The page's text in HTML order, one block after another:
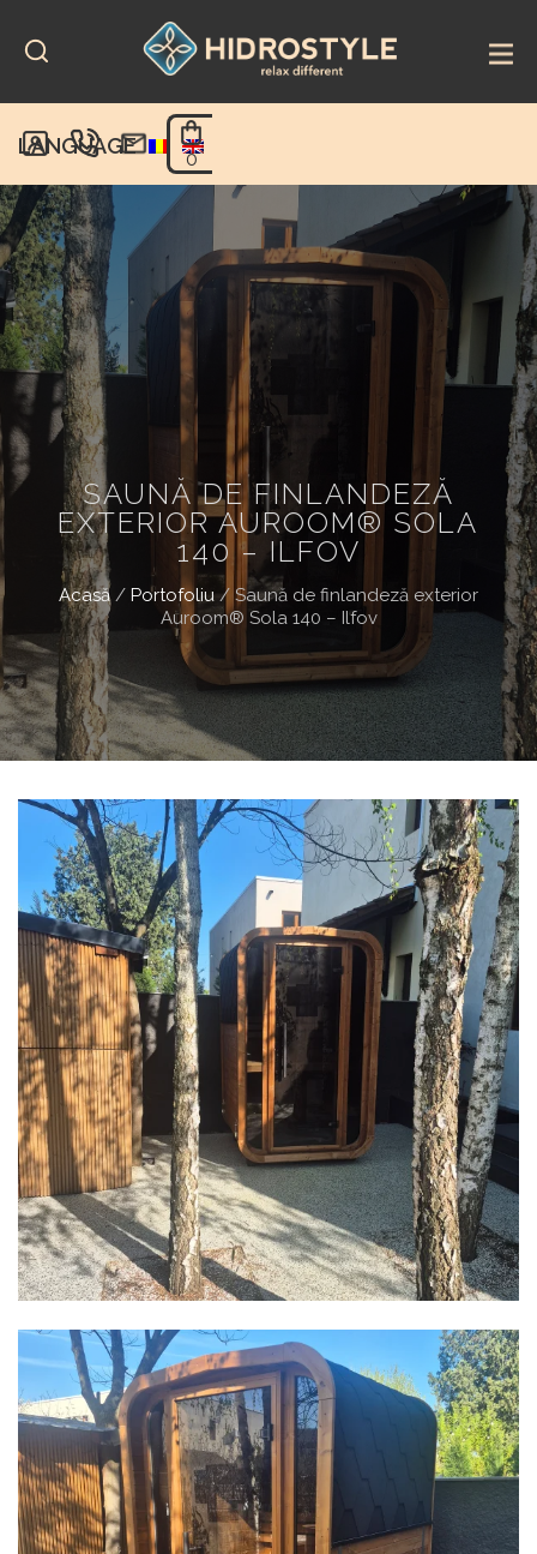
content
LANGUAGE
0
SAUNĂ DE FINLANDEZĂ
EXTERIOR AUROOM® SOLA
140 – ILFOV
Acasă/ Portofoliu/ Saună de finlandeză exterior
Auroom® Sola 140 – Ilfov